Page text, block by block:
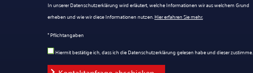
In unserer Datenschutzerklärung wird erläutert, welche Informationen wir aus welchem Grund
erheben und wie wir diese Informationen nutzen.Hier erfahren Sie mehr.
* Pflichtangaben
Hiermit bestätige ich, dass ich die Datenschutzerklärung gelesen habe und dieser zustimme.